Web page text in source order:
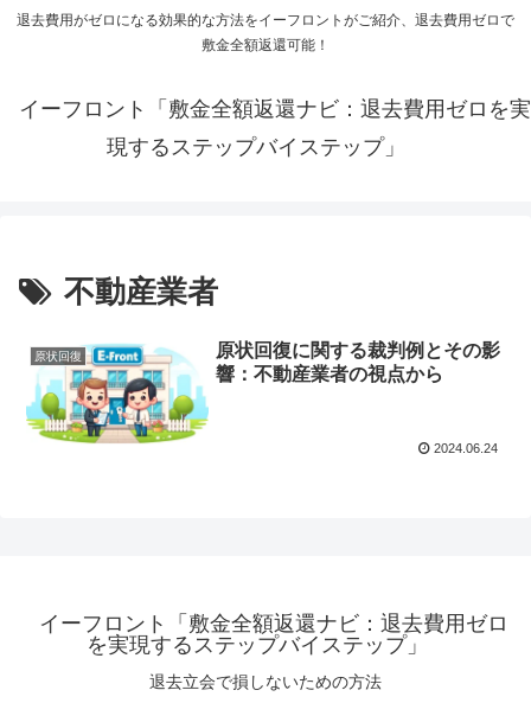
退去費用がゼロになる効果的な方法をイーフロントがご紹介、退去費用ゼロで
敷金全額返還可能！
イーフロント「敷金全額返還ナビ：退去費用ゼロを実
現するステップバイステップ」
不動産業者
原状回復
原状回復に関する裁判例とその影
響：不動産業者の視点から
2024.06.24
イーフロント「敷金全額返還ナビ：退去費用ゼロ
を実現するステップバイステップ」
退去立会で損しないための方法